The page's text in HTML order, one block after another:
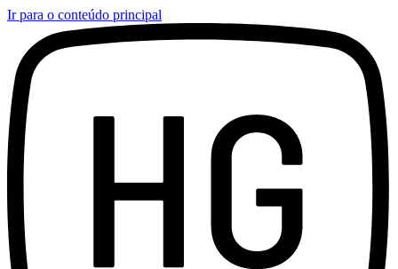
Ir para o conteúdo principal